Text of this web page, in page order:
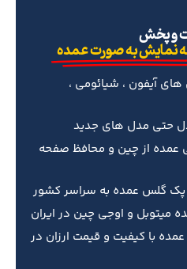
و پخش
به صورت عمده
آیفون ، شیائومی ،
عمده از چین و محافظ صفحه
گلس عمده به سراسر کشور
میتوبل و اوجی چین در ایران
با کیفیت و قیمت ارزان در